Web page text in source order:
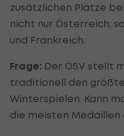
zusätzlichen Plätze
nicht nur Österreich,
und Frankreich.
Frage: Der ÖSV stellt
traditionell den
Winterspielen. Kann
die meisten